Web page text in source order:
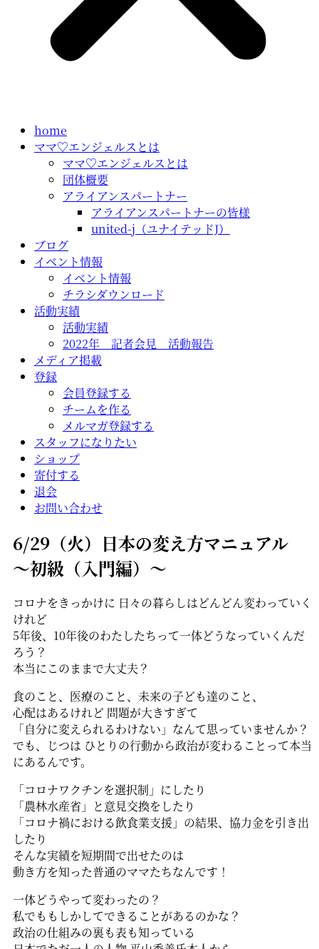
home
ママ♡エンジェルスとは
ママ♡エンジェルスとは
団体概要
アライアンスパートナー
アライアンスパートナーの皆様
united-j（ユナイテッドJ）
ブログ
イベント情報
イベント情報
チラシダウンロード
活動実績
活動実績
2022年 記者会見 活動報告
メディア掲載
登録
会員登録する
チームを作る
メルマガ登録する
スタッフになりたい
ショップ
寄付する
退会
お問い合わせ
6/29（火）日本の変え方マニュアル
～初級（入門編）～
コロナをきっかけに 日々の暮らしはどんどん変わっていく
けれど
5年後、10年後のわたしたちって一体どうなっていくんだ
ろう？
本当にこのままで大丈夫？
食のこと、医療のこと、未来の子ども達のこと、
心配はあるけれど 問題が大きすぎて
「自分に変えられるわけない」なんて思っていませんか？
でも、じつは ひとりの行動から政治が変わることって本当
にあるんです。
「コロナワクチンを選択制」にしたり
「農林水産省」と意見交換をしたり
「コロナ禍における飲食業支援」の結果、協力金を引き出
したり
そんな実績を短期間で出せたのは
動き方を知った普通のママたちなんです！
一体どうやって変わったの？
私でももしかしてできることがあるのかな？
政治の仕組みの裏も表も知っている